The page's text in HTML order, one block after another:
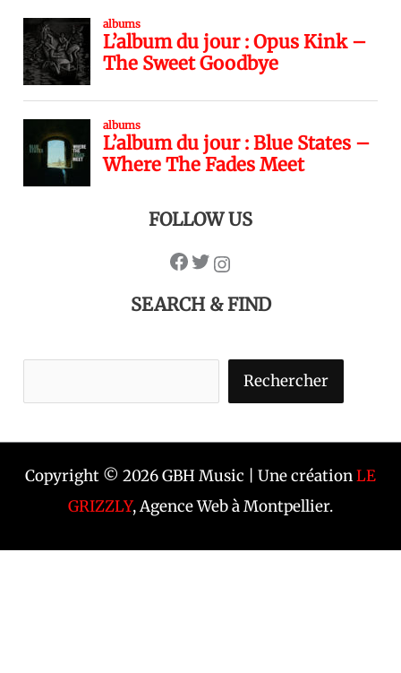
FOLLOW US
SEARCH & FIND
Rechercher
Copyright © 2026 GBH Music | Une créationLE
GRIZZLY, Agence Web à Montpellier.